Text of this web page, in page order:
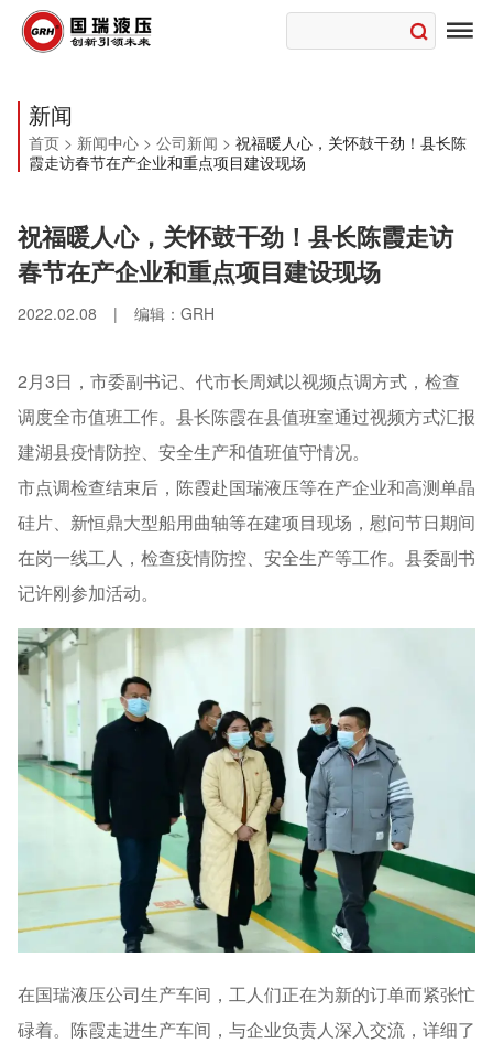

新闻
首页 > 新闻中心 > 公司新闻 > 祝福暖人心，关怀鼓干劲！县长陈
霞走访春节在产企业和重点项目建设现场
祝福暖人心，关怀鼓干劲！县长陈霞走访
春节在产企业和重点项目建设现场
2022.02.08 | 编辑：GRH
2月3日，市委副书记、代市长周斌以视频点调方式，检查
调度全市值班工作。县长陈霞在县值班室通过视频方式汇报
建湖县疫情防控、安全生产和值班值守情况。
市点调检查结束后，陈霞赴国瑞液压等在产企业和高测单晶
硅片、新恒鼎大型船用曲轴等在建项目现场，慰问节日期间
在岗一线工人，检查疫情防控、安全生产等工作。县委副书
记许刚参加活动。
在国瑞液压公司生产车间，工人们正在为新的订单而紧张忙
碌着。陈霞走进生产车间，与企业负责人深入交流，详细了